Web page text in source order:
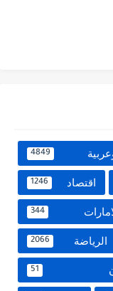
4849
اقتصاد 1246
344
الرياضة 2066
51